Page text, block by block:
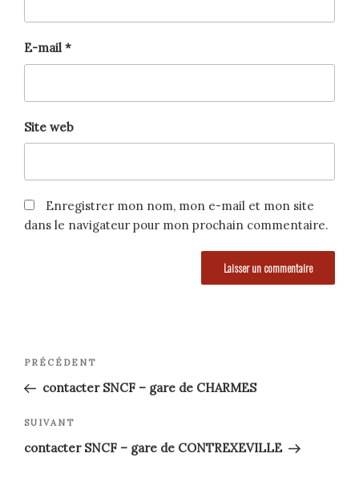
E-mail *
Site web
Enregistrer mon nom, mon e-mail et mon site
dans le navigateur pour mon prochain commentaire.
Navigation
de
l’article
Article
précédent
PRÉCÉDENT
contacter SNCF – gare de CHARMES
Article
suivant
SUIVANT
contacter SNCF – gare de CONTREXEVILLE